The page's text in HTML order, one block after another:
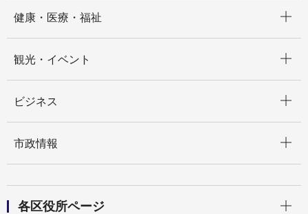
健康・医療・福祉
観光・イベント
ビジネス
市政情報
各区役所ページ